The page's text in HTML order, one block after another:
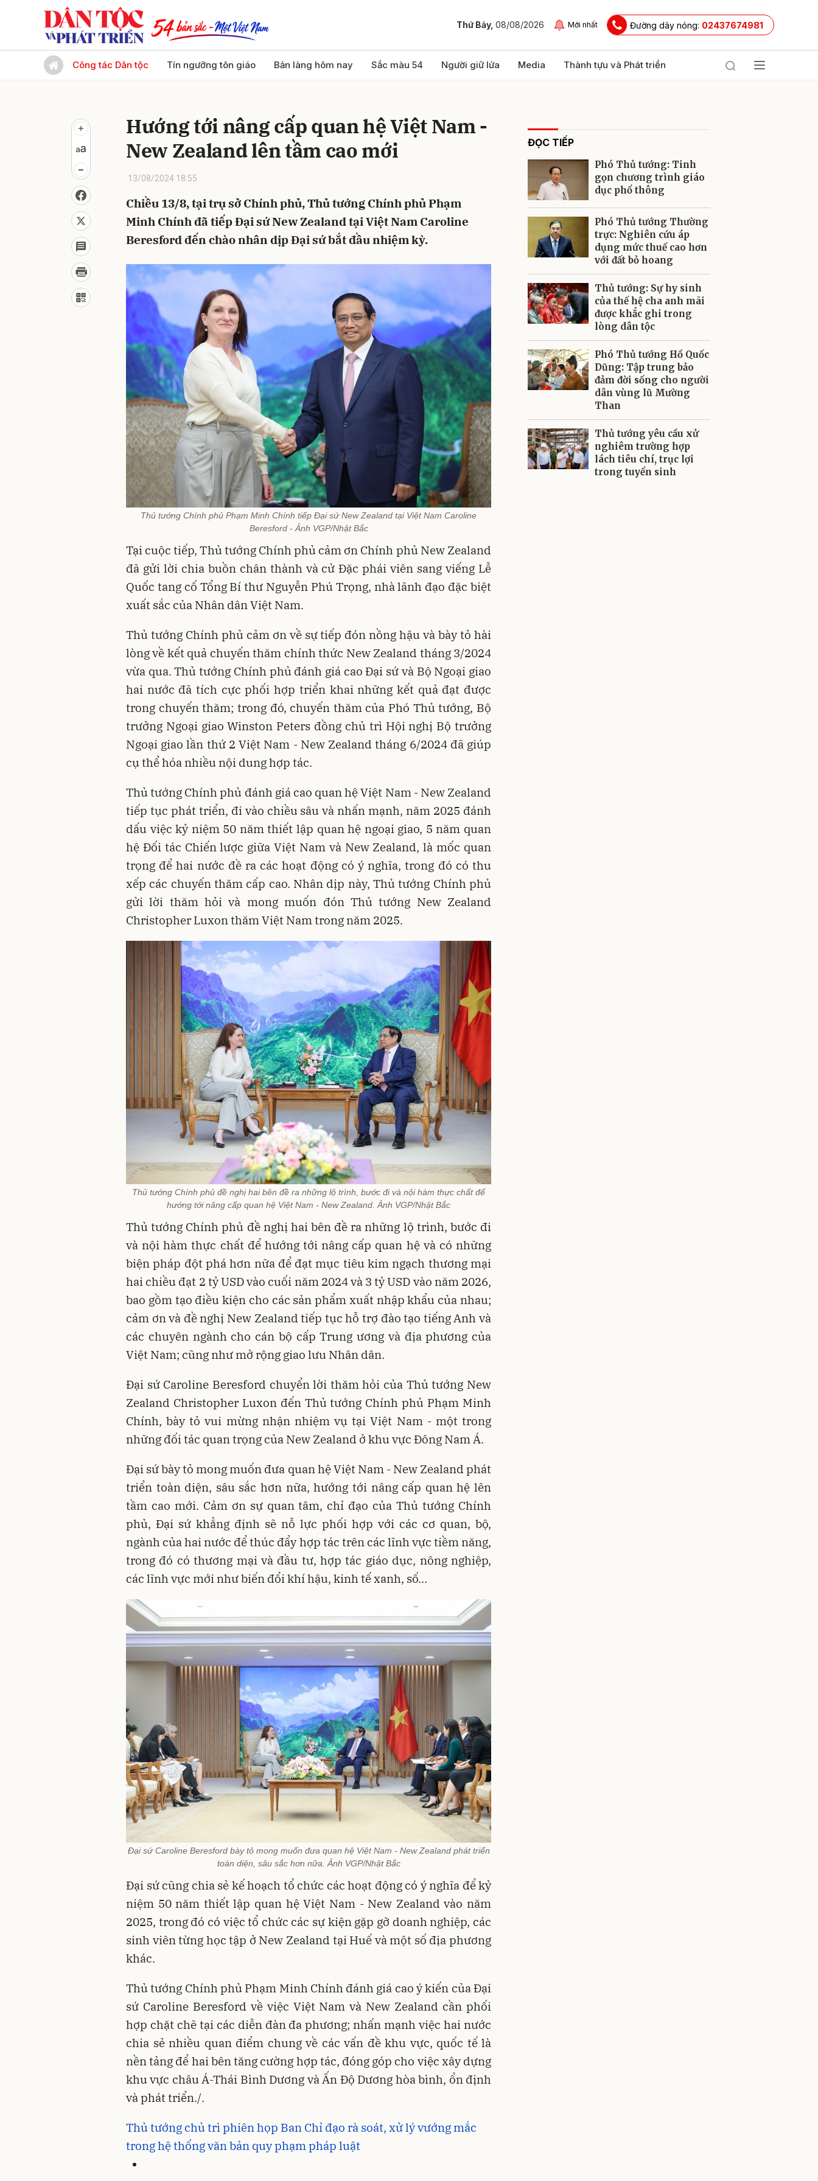
Thứ Bảy, 08/08/2026 Mới nhất Đường dây nóng: 02437674981
Công tác Dân tộc Tín ngưỡng tôn giáo Bản làng hôm nay Sắc màu 54 Người giữ lửa Media Thành tựu và Phát triển
Hướng tới nâng cấp quan hệ Việt Nam -
New Zealand lên tầm cao mới
13/08/2024 18:55
Chiều 13/8, tại trụ sở Chính phủ, Thủ tướng Chính phủ Phạm
Minh Chính đã tiếp Đại sứ New Zealand tại Việt Nam Caroline
Beresford đến chào nhân dịp Đại sứ bắt đầu nhiệm kỳ.
Thủ tướng Chính phủ Phạm Minh Chính tiếp Đại sứ New Zealand tại Việt Nam Caroline
Beresford - Ảnh VGP/Nhật Bắc
Tại cuộc tiếp, Thủ tướng Chính phủ cảm ơn Chính phủ New Zealand
đã gửi lời chia buồn chân thành và cử Đặc phái viên sang viếng Lễ
Quốc tang cố Tổng Bí thư Nguyễn Phú Trọng, nhà lãnh đạo đặc biệt
xuất sắc của Nhân dân Việt Nam.
Thủ tướng Chính phủ cảm ơn về sự tiếp đón nồng hậu và bày tỏ hài
lòng về kết quả chuyến thăm chính thức New Zealand tháng 3/2024
vừa qua. Thủ tướng Chính phủ đánh giá cao Đại sứ và Bộ Ngoại giao
hai nước đã tích cực phối hợp triển khai những kết quả đạt được
trong chuyến thăm; trong đó, chuyến thăm của Phó Thủ tướng, Bộ
trưởng Ngoại giao Winston Peters đồng chủ trì Hội nghị Bộ trưởng
Ngoại giao lần thứ 2 Việt Nam - New Zealand tháng 6/2024 đã giúp
cụ thể hóa nhiều nội dung hợp tác.
Thủ tướng Chính phủ đánh giá cao quan hệ Việt Nam - New Zealand
tiếp tục phát triển, đi vào chiều sâu và nhấn mạnh, năm 2025 đánh
dấu việc kỷ niệm 50 năm thiết lập quan hệ ngoại giao, 5 năm quan
hệ Đối tác Chiến lược giữa Việt Nam và New Zealand, là mốc quan
trọng để hai nước đề ra các hoạt động có ý nghĩa, trong đó có thu
xếp các chuyến thăm cấp cao. Nhân dịp này, Thủ tướng Chính phủ
gửi lời thăm hỏi và mong muốn đón Thủ tướng New Zealand
Christopher Luxon thăm Việt Nam trong năm 2025.
Thủ tướng Chính phủ đề nghị hai bên đề ra những lộ trình, bước đi và nội hàm thực chất để
hướng tới nâng cấp quan hệ Việt Nam - New Zealand. Ảnh VGP/Nhật Bắc
Thủ tướng Chính phủ đề nghị hai bên đề ra những lộ trình, bước đi
và nội hàm thực chất để hướng tới nâng cấp quan hệ và có những
biện pháp đột phá hơn nữa để đạt mục tiêu kim ngạch thương mại
hai chiều đạt 2 tỷ USD vào cuối năm 2024 và 3 tỷ USD vào năm 2026,
bao gồm tạo điều kiện cho các sản phẩm xuất nhập khẩu của nhau;
cảm ơn và đề nghị New Zealand tiếp tục hỗ trợ đào tạo tiếng Anh và
các chuyên ngành cho cán bộ cấp Trung ương và địa phương của
Việt Nam; cũng như mở rộng giao lưu Nhân dân.
Đại sứ Caroline Beresford chuyển lời thăm hỏi của Thủ tướng New
Zealand Christopher Luxon đến Thủ tướng Chính phủ Phạm Minh
Chính, bày tỏ vui mừng nhận nhiệm vụ tại Việt Nam - một trong
những đối tác quan trọng của New Zealand ở khu vực Đông Nam Á.
Đại sứ bày tỏ mong muốn đưa quan hệ Việt Nam - New Zealand phát
triển toàn diện, sâu sắc hơn nữa, hướng tới nâng cấp quan hệ lên
tầm cao mới. Cảm ơn sự quan tâm, chỉ đạo của Thủ tướng Chính
phủ, Đại sứ khẳng định sẽ nỗ lực phối hợp với các cơ quan, bộ,
ngành của hai nước để thúc đẩy hợp tác trên các lĩnh vực tiềm năng,
trong đó có thương mại và đầu tư, hợp tác giáo dục, nông nghiệp,
các lĩnh vực mới như biến đổi khí hậu, kinh tế xanh, số...
Đại sứ Caroline Beresford bày tỏ mong muốn đưa quan hệ Việt Nam - New Zealand phát triển
toàn diện, sâu sắc hơn nữa. Ảnh VGP/Nhật Bắc
Đại sứ cũng chia sẻ kế hoạch tổ chức các hoạt động có ý nghĩa để kỷ
niệm 50 năm thiết lập quan hệ Việt Nam - New Zealand vào năm
2025, trong đó có việc tổ chức các sự kiện gặp gỡ doanh nghiệp, các
sinh viên từng học tập ở New Zealand tại Huế và một số địa phương
khác.
Thủ tướng Chính phủ Phạm Minh Chính đánh giá cao ý kiến của Đại
sứ Caroline Beresford về việc Việt Nam và New Zealand cần phối
hợp chặt chẽ tại các diễn đàn đa phương; nhấn mạnh việc hai nước
chia sẻ nhiều quan điểm chung về các vấn đề khu vực, quốc tế là
nền tảng để hai bên tăng cường hợp tác, đóng góp cho việc xây dựng
khu vực châu Á-Thái Bình Dương và Ấn Độ Dương hòa bình, ổn định
và phát triển./.
Thủ tướng chủ trì phiên họp Ban Chỉ đạo rà soát, xử lý vướng mắc
trong hệ thống văn bản quy phạm pháp luật
ĐỌC TIẾP
Phó Thủ tướng: Tinh
gọn chương trình giáo
dục phổ thông
Phó Thủ tướng Thường
trực: Nghiên cứu áp
dụng mức thuế cao hơn
với đất bỏ hoang
Thủ tướng: Sự hy sinh
của thế hệ cha anh mãi
được khắc ghi trong
lòng dân tộc
Phó Thủ tướng Hồ Quốc
Dũng: Tập trung bảo
đảm đời sống cho người
dân vùng lũ Mường
Than
Thủ tướng yêu cầu xử
nghiêm trường hợp
lách tiêu chí, trục lợi
trong tuyển sinh
Gửi bình luận
Gửi